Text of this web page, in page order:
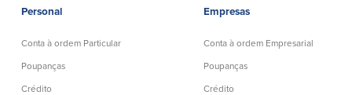
BayCoast Mortgage
BayCoast Insurance
Abrir Conta Online
Personal
Conta à ordem Particular
Poupanças
Crédito
Empresas
Conta à ordem Empresarial
Poupanças
Crédito